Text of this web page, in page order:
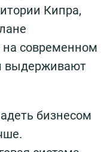
Кипра,
на современном
выдерживают
бизнесом